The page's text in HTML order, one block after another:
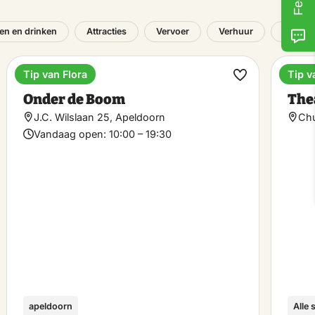
en drinken Attracties Vervoer Verhuur Spa
Restaurants
Onder de Boom
J.C. Wilslaan 25, Apeldoorn
Vandaag open: 10:00 – 19:30
apeldoorn
Tip van Flora
Maak
Alle
Tip